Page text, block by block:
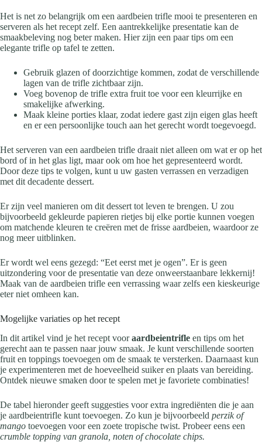
Het is net zo belangrijk om een aardbeien trifle mooi te presenteren en
serveren als het recept zelf. Een aantrekkelijke presentatie kan de
smaakbeleving nog beter maken. Hier zijn een paar tips om een
elegante trifle op tafel te zetten.
Gebruik glazen of doorzichtige kommen, zodat de verschillende
lagen van de trifle zichtbaar zijn.
Voeg bovenop de trifle extra fruit toe voor een kleurrijke en
smakelijke afwerking.
Maak kleine porties klaar, zodat iedere gast zijn eigen glas heeft
en er een persoonlijke touch aan het gerecht wordt toegevoegd.
Het serveren van een aardbeien trifle draait niet alleen om wat er op het
bord of in het glas ligt, maar ook om hoe het gepresenteerd wordt.
Door deze tips te volgen, kunt u uw gasten verrassen en verzadigen
met dit decadente dessert.
Er zijn veel manieren om dit dessert tot leven te brengen. U zou
bijvoorbeeld gekleurde papieren rietjes bij elke portie kunnen voegen
om matchende kleuren te creëren met de frisse aardbeien, waardoor ze
nog meer uitblinken.
Er wordt wel eens gezegd: “Eet eerst met je ogen”. Er is geen
uitzondering voor de presentatie van deze onweerstaanbare lekkernij!
Maak van de aardbeien trifle een verrassing waar zelfs een kieskeurige
eter niet omheen kan.
Mogelijke variaties op het recept
In dit artikel vind je het recept vooraardbeientrifle en tips om het
gerecht aan te passen naar jouw smaak. Je kunt verschillende soorten
fruit en toppings toevoegen om de smaak te versterken. Daarnaast kun
je experimenteren met de hoeveelheid suiker en plaats van bereiding.
Ontdek nieuwe smaken door te spelen met je favoriete combinaties!
De tabel hieronder geeft suggesties voor extra ingrediënten die je aan
je aardbeientrifle kunt toevoegen. Zo kun je bijvoorbeeld perzik of
mango toevoegen voor een zoete tropische twist. Probeer eens een
crumble topping van granola, noten of chocolate chips.